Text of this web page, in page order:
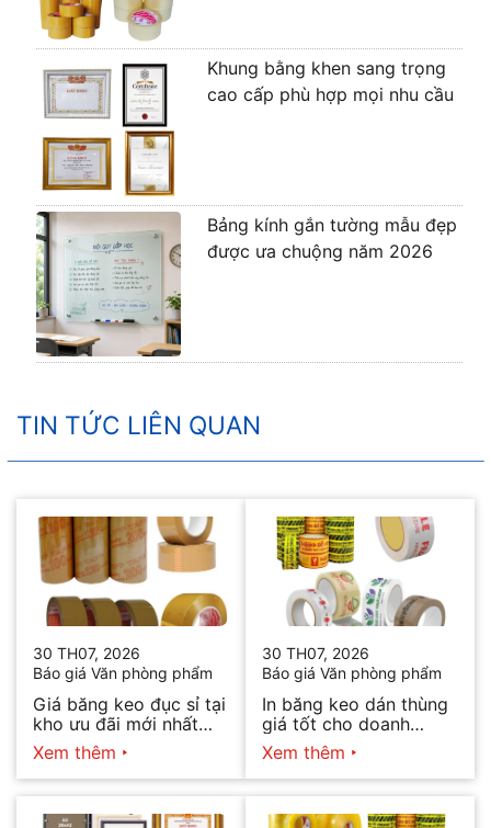
Khung bằng khen sang trọng
cao cấp phù hợp mọi nhu cầu
Bảng kính gắn tường mẫu đẹp
được ưa chuộng năm 2026
TIN TỨC LIÊN QUAN
30 TH07, 2026
Báo giá Văn phòng phẩm
Giá băng keo đục sỉ tại
kho ưu đãi mới nhất
2026
Xem thêm
30 TH07, 2026
Báo giá Văn phòng phẩm
In băng keo dán thùng
giá tốt cho doanh
nghiệp bán hàng
Xem thêm